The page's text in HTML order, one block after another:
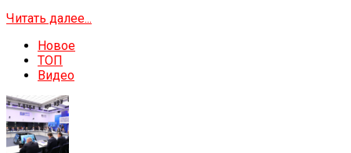
Читать далее...
Новое
ТОП
Видео